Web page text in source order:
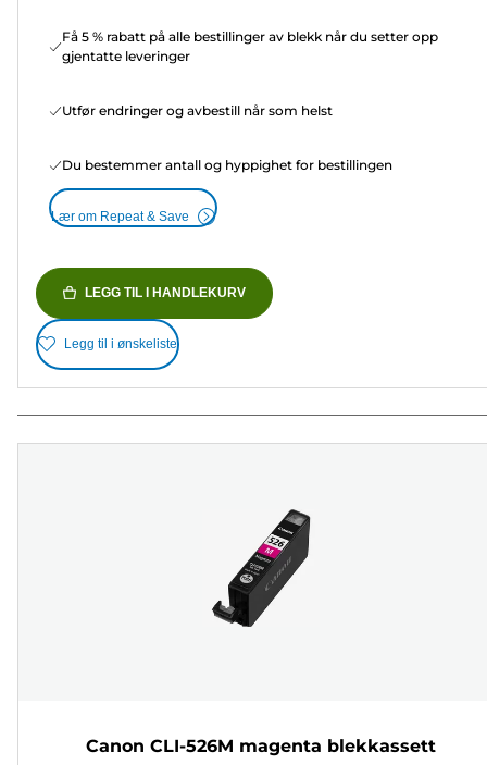
Få 5 % rabatt på alle bestillinger av blekk når du setter opp
gjentatte leveringer
Utfør endringer og avbestill når som helst
Du bestemmer antall og hyppighet for bestillingen
Lær om Repeat & Save
LEGG TIL I HANDLEKURV
Legg til i ønskeliste
Canon CLI-526M magenta blekkassett